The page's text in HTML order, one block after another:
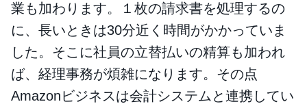
業も加わります。１枚の請求書を処理するの
に、長いときは30分近く時間がかかっていま
した。そこに社員の立替払いの精算も加われ
ば、経理事務が煩雑になります。その点
Amazonビジネスは会計システムと連携してい